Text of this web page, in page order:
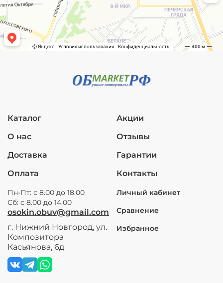
Каталог
О нас
Доставка
Оплата
Акции
Отзывы
Гарантии
Контакты
Пн-Пт: с 8.00 до 18.00
Сб: с 8.00 до 14.00
osokin.obuv@gmail.com
г. Нижний Новгород, ул.
Композитора
Касьянова, 6д
Личный кабинет
Сравнение
Избранное